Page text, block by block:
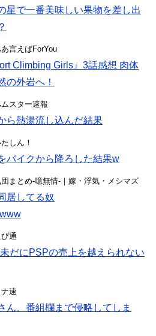
星で一番美味しい果物を差し出
言えばForYou
Climbing Girls』3話感想 肉体
の外岩へ！
スター速報
ら熱湯流し込んだ結果
しん！
バイクから降ろした結果w
まとめ-噫無情-｜嫁・浮気・メシマズ
居してる奴
通
だにPSPの売上を越えられない
速
ん、番組欄まで侵略してしま